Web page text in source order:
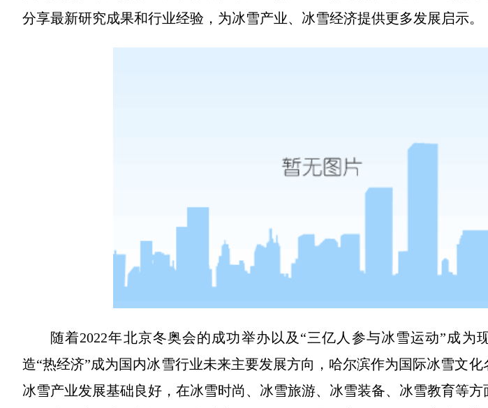
分享最新研究成果和行业经验，为冰雪产业、冰雪经济提供更多发展启示。
随着2022年北京冬奥会的成功举办以及“三亿人参与冰雪运动”成为
造“热经济”成为国内冰雪行业未来主要发展方向，哈尔滨作为国际冰雪文化
冰雪产业发展基础良好，在冰雪时尚、冰雪旅游、冰雪装备、冰雪教育等